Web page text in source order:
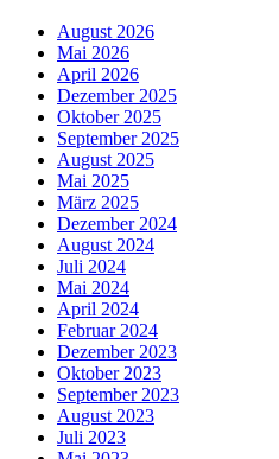
August 2026
Mai 2026
April 2026
Dezember 2025
Oktober 2025
September 2025
August 2025
Mai 2025
März 2025
Dezember 2024
August 2024
Juli 2024
Mai 2024
April 2024
Februar 2024
Dezember 2023
Oktober 2023
September 2023
August 2023
Juli 2023